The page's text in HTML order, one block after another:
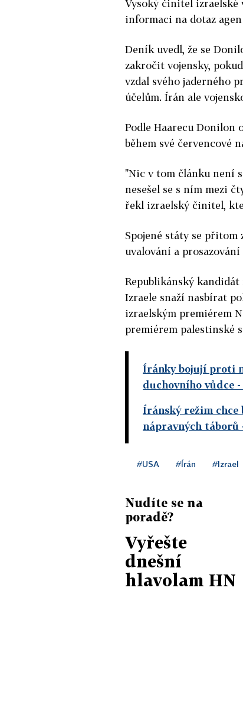
Vysoký činitel izraelské
informaci na dotaz
Deník uvedl, že se
zakročit vojensky,
vzdal svého jaderného
účelům. Írán ale
Podle Haarecu Donilon
během své červencové
"Nic v tom článku není
nesešel se s ním mezi
řekl izraelský činitel,
Spojené státy se
uvalování a
Republikánský
Izraele snaží nasbírat
izraelským premiérem
premiérem palestinské
Íránky bojují proti
duchovního vůdce
Íránský režim chce
nápravných táborů
#USA #Írán #Izrael
Nudíte se na
poradě?
Vyřešte
dnešní
hlavolam HN